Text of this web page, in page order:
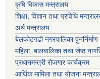
कृषि विकास मन्त्रालय
शिक्षा, विज्ञान तथा प्रविधि
अर्थ मन्त्रालय
बेलकोटगढी नगरपालिका
महिला, बालबालिका तथा जेष्ठ
प्रधानमन्त्री रोजगार कार्यक्रम
आर्थिक मामिला तथा योजना